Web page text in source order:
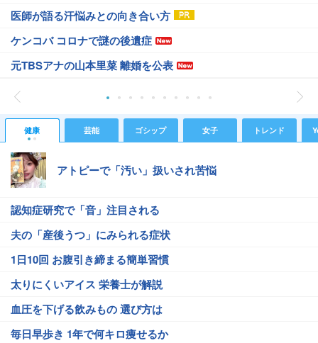
医師が語る汗悩みとの向き合い方
ケンコバ コロナで謎の後遺症
元TBSアナの山本里菜 離婚を公表
健康 芸能 ゴシップ 女子 トレンド
アトピーで「汚い」扱いされ苦悩
認知症研究で「音」注目される
夫の「産後うつ」にみられる症状
1日10回 お腹引き締まる簡単習慣
太りにくいアイス 栄養士が解説
血圧を下げる飲みもの 選び方は
毎日早歩き 1年で何キロ痩せるか